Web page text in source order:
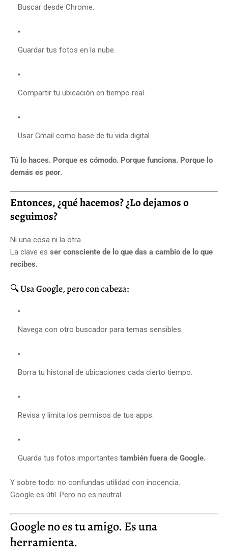
Buscar desde Chrome.
Guardar tus fotos en la nube.
Compartir tu ubicación en tiempo real.
Usar Gmail como base de tu vida digital.
Tú lo haces. Porque es cómodo. Porque funciona. Porque lo
demás es peor.
Entonces, ¿qué hacemos? ¿Lo dejamos o
seguimos?
Ni una cosa ni la otra.
La clave es ser consciente de lo que das a cambio de lo que
recibes.
🔍 Usa Google, pero con cabeza:
Navega con otro buscador para temas sensibles.
Borra tu historial de ubicaciones cada cierto tiempo.
Revisa y limita los permisos de tus apps.
Guarda tus fotos importantes también fuera de Google.
Y sobre todo: no confundas utilidad con inocencia.
Google es útil. Pero no es neutral.
Google no es tu amigo. Es una
herramienta.